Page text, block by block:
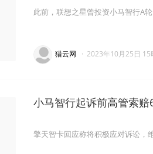
此前，联想之星曾投资小马智行A轮
猎云网 · 2023年10月25日 15
小马智行起诉前高管索
擎天智卡回应称将积极应对诉讼，